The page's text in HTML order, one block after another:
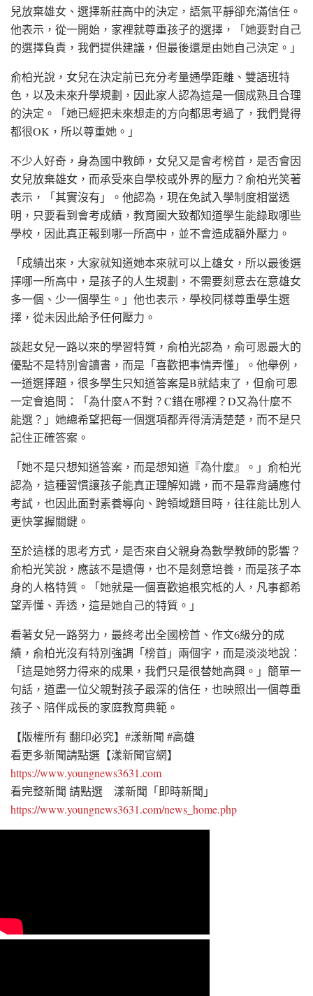
兒放棄雄女、選擇新莊高中的決定，語氣平靜卻充滿信任。
他表示，從一開始，家裡就尊重孩子的選擇，「她要對自己
的選擇負責，我們提供建議，但最後還是由她自己決定。」
俞柏光說，女兒在決定前已充分考量通學距離、雙語班特
色，以及未來升學規劃，因此家人認為這是一個成熟且合理
的決定。「她已經把未來想走的方向都思考過了，我們覺得
都很OK，所以尊重她。」
不少人好奇，身為國中教師，女兒又是會考榜首，是否會因
女兒放棄雄女，而承受來自學校或外界的壓力？俞柏光笑著
表示，「其實沒有」。他認為，現在免試入學制度相當透
明，只要看到會考成績，教育圈大致都知道學生能錄取哪些
學校，因此真正報到哪一所高中，並不會造成額外壓力。
「成績出來，大家就知道她本來就可以上雄女，所以最後選
擇哪一所高中，是孩子的人生規劃，不需要刻意去在意雄女
多一個、少一個學生。」他也表示，學校同樣尊重學生選
擇，從未因此給予任何壓力。
談起女兒一路以來的學習特質，俞柏光認為，俞可恩最大的
優點不是特別會讀書，而是「喜歡把事情弄懂」。他舉例，
一道選擇題，很多學生只知道答案是B就結束了，但俞可恩
一定會追問：「為什麼A不對？C錯在哪裡？D又為什麼不
能選？」她總希望把每一個選項都弄得清清楚楚，而不是只
記住正確答案。
「她不是只想知道答案，而是想知道『為什麼』。」俞柏光
認為，這種習慣讓孩子能真正理解知識，而不是靠背誦應付
考試，也因此面對素養導向、跨領域題目時，往往能比別人
更快掌握關鍵。
至於這樣的思考方式，是否來自父親身為數學教師的影響？
俞柏光笑說，應該不是遺傳，也不是刻意培養，而是孩子本
身的人格特質。「她就是一個喜歡追根究柢的人，凡事都希
望弄懂、弄透，這是她自己的特質。」
看著女兒一路努力，最終考出全國榜首、作文6級分的成
績，俞柏光沒有特別強調「榜首」兩個字，而是淡淡地說：
「這是她努力得來的成果，我們只是很替她高興。」簡單一
句話，道盡一位父親對孩子最深的信任，也映照出一個尊重
孩子、陪伴成長的家庭教育典範。
【版權所有 翻印必究】#漾新聞 #高雄
看更多新聞請點選【漾新聞官網】
https://www.youngnews3631.com
看完整新聞 請點選 漾新聞「即時新聞」
https://www.youngnews3631.com/news_home.php